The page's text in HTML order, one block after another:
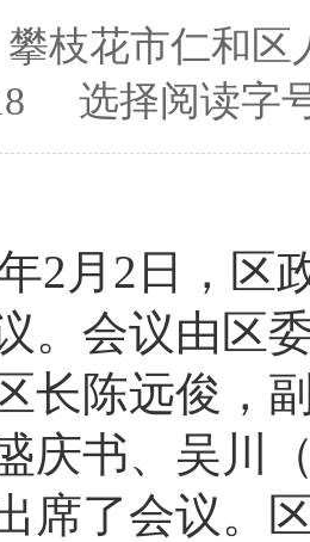
攀枝花市仁和区
选择阅读字
2 月 2 日
，区
。会议由区
长陈远俊，
庆书、吴川
席了会议。